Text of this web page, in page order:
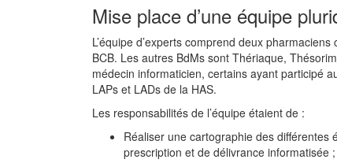
Mise place d’une équipe
L’équipe d’experts comprend deux
BCB. Les autres BdMs sont Thériaque,
médecin informaticien, certains ayant participé
LAPs et LADs de la HAS.
Les responsabilités de l’équipe étaient de :
Réaliser une cartographie des
prescription et de délivrance informatisée ;